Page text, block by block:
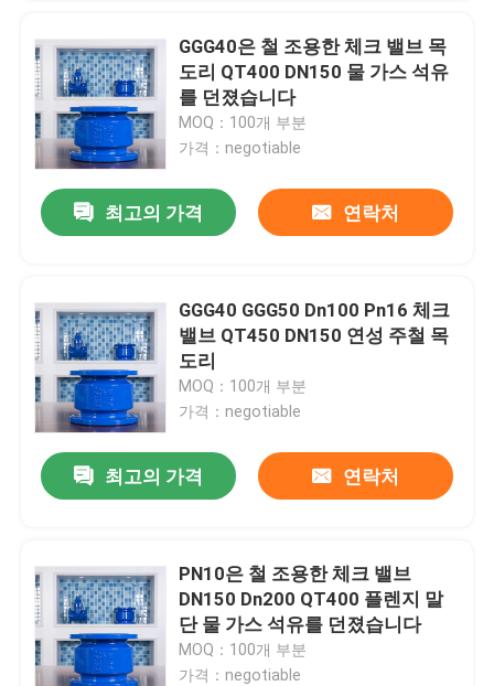
GGG40은 철 조용한 체크 밸브 목
도리 QT400 DN150 물 가스 석유
를 던졌습니다
MOQ：100개 부분
가격：negotiable
최고의 가격 연락처
GGG40 GGG50 Dn100 Pn16 체크
밸브 QT450 DN150 연성 주철 목
도리
MOQ：100개 부분
가격：negotiable
최고의 가격 연락처
PN10은 철 조용한 체크 밸브
DN150 Dn200 QT400 플렌지 말
단 물 가스 석유를 던졌습니다
MOQ：100개 부분
가격：negotiable